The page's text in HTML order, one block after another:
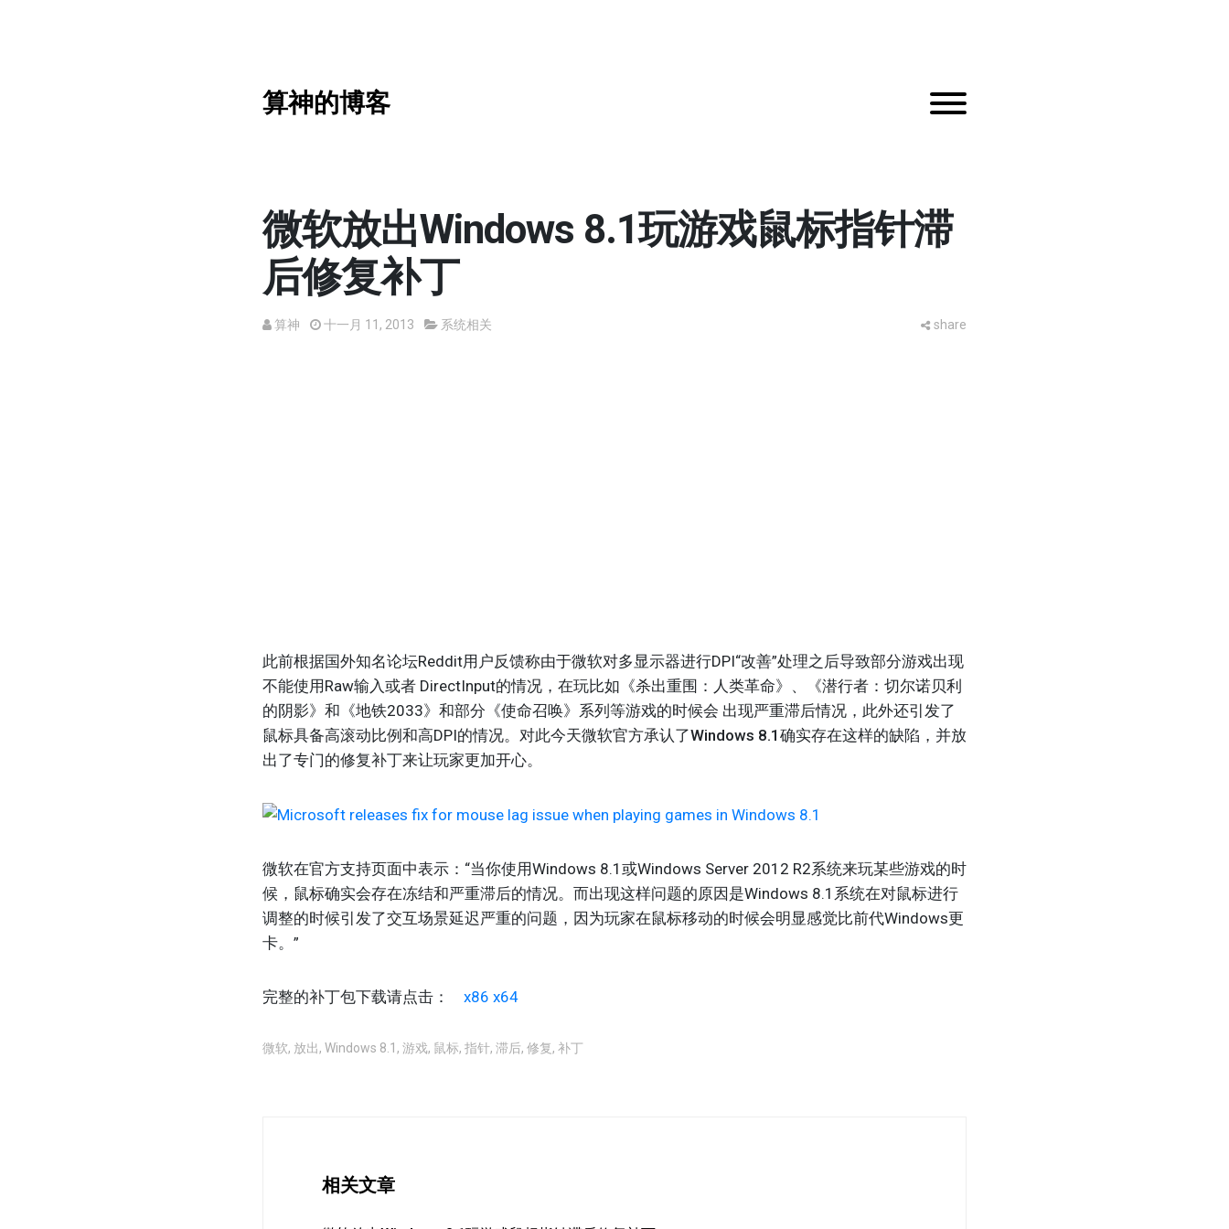
算神的博客
微软放出Windows 8.1玩游戏鼠标指针滞
后修复补丁
算神 十一月 11, 2013 系统相关 share
此前根据国外知名论坛Reddit用户反馈称由于微软对多显示器进行DPI“改善”处理之后导致部分游戏出现
不能使用Raw输入或者 DirectInput的情况，在玩比如《杀出重围：人类革命》、《潜行者：切尔诺贝利
的阴影》和《地铁2033》和部分《使命召唤》系列等游戏的时候会 出现严重滞后情况，此外还引发了
鼠标具备高滚动比例和高DPI的情况。 对此今天微软官方承认了Windows 8.1确实存在这样的缺陷，并放
出了专门的修复补丁来让玩家更加开心。
微软在官方支持页面中表示：“当你使用Windows 8.1或Windows Server 2012 R2系统来玩某些游戏的时
候，鼠标确实会存在冻结和严重滞后的情况。而出现这样问题的原因是Windows 8.1系统在对鼠标进行
调整的时候引发了交互场景延迟严重的问题，因为玩家在鼠标移动的时候会明显感觉比前代Windows更
卡。”
完整的补丁包下载请点击： x86 x64
微软, 放出, Windows 8.1 , 游戏, 鼠标, 指针, 滞后, 修复, 补丁
相关文章